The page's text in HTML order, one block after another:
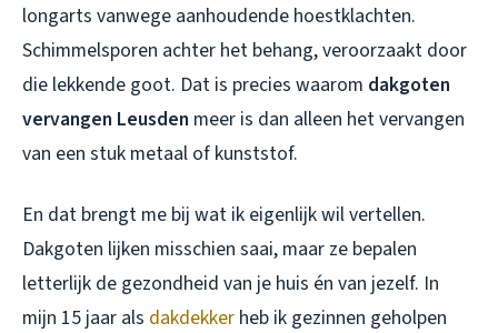
longarts vanwege aanhoudende hoestklachten.
Schimmelsporen achter het behang, veroorzaakt door
die lekkende goot. Dat is precies waarom dakgoten
vervangen Leusden meer is dan alleen het vervangen
van een stuk metaal of kunststof.
En dat brengt me bij wat ik eigenlijk wil vertellen.
Dakgoten lijken misschien saai, maar ze bepalen
letterlijk de gezondheid van je huis én van jezelf. In
mijn 15 jaar als dakdekker heb ik gezinnen geholpen